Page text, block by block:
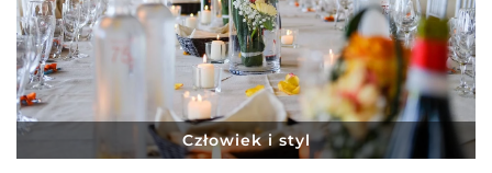
Człowiek i styl